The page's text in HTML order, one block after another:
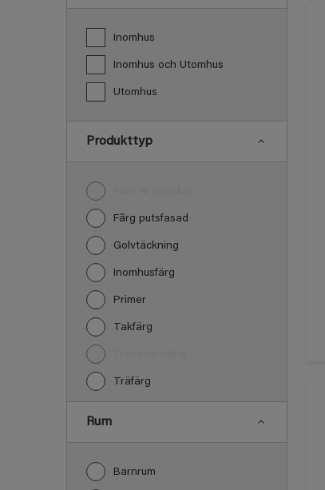
Inomhus
Inomhus och Utomhus
Utomhus
Produkttyp
Fãrg putsfasad
Golvtäckning
Inomhusfärg
Primer
Takfärg
Träfärg
Rum
Barnrum